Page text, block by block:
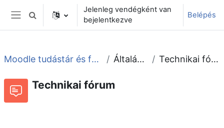
Tovább a fő tartalomhoz
Oldalpanel
Keresési bemeneti adatok váltása
Jelenleg vendégként van
bejelentkezve
Belépés
Moodle tudástár és fórum Általános Technikai fórum
Technikai fórum